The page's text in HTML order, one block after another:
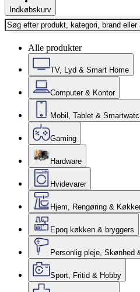
Indkøbskurv
Alle produkter
TV, Lyd & Smart Home
Computer & Kontor
Mobil, Tablet &
Gaming
Hardware
Hvidevarer
Hjem, Rengøring &
Epoq køkken & bryggers
Personlig pleje, Skønhed
Sport, Fritid & Hobby